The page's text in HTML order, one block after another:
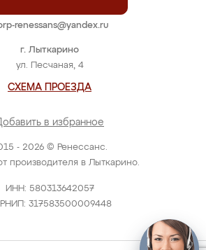
- 2026 © Ренессанс.
производителя в Лыткарино.
ИНН: 580313642057
317583500009448
г. Лыткарино
ул. Песчаная, 4
СХЕМА ПРОЕЗДА
в избранное
renessans@yandex.ru